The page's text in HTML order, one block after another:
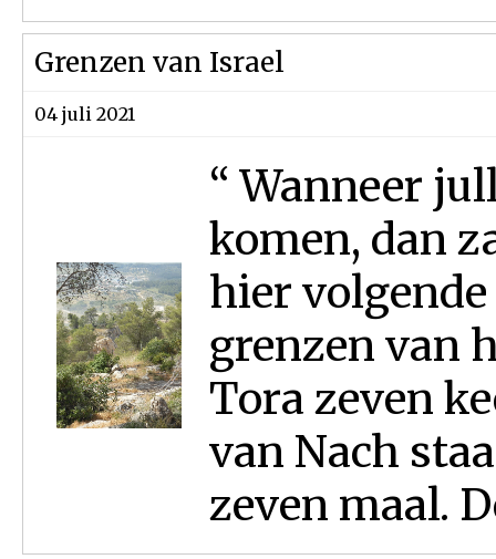
Grenzen van Israel
04 juli 2021
“ Wanneer
komen, dan
hier volgende
grenzen van
Tora zeven
van Nach
zeven maal.